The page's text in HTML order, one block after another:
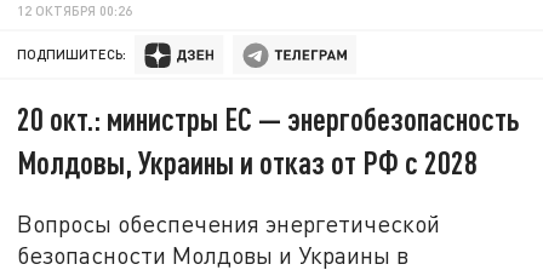
12 ОКТЯБРЯ 00:26
ПОДПИШИТЕСЬ:
20 окт.: министры ЕС — энергобезопасность
Молдовы, Украины и отказ от РФ с 2028
Вопросы обеспечения энергетической
безопасности Молдовы и Украины в